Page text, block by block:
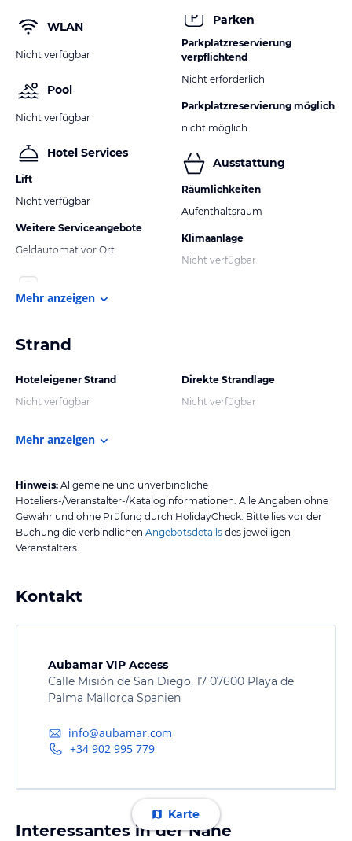
WLAN
Nicht verfügbar
Pool
Nicht verfügbar
Hotel Services
Lift
Nicht verfügbar
Weitere Serviceangebote
Geldautomat vor Ort
Parken
Parkplatzreservierung
verpflichtend
Nicht erforderlich
Parkplatzreservierung möglich
nicht möglich
Ausstattung
Räumlichkeiten
Aufenthaltsraum
Klimaanlage
Nicht verfügbar
Mehr anzeigen
Strand
Hoteleigener Strand
Nicht verfügbar
Direkte Strandlage
Nicht verfügbar
Mehr anzeigen
Hinweis: Allgemeine und unverbindliche
Hoteliers-/Veranstalter-/Kataloginformationen. Alle Angaben ohne
Gewähr und ohne Prüfung durch HolidayCheck. Bitte lies vor der
Buchung die verbindlichen Angebotsdetails des jeweiligen
Veranstalters.
Kontakt
Aubamar VIP Access
Calle Misión de San Diego, 17 07600 Playa de
Palma Mallorca Spanien
info@aubamar.com
+34 902 995 779
Karte
Interessantes in der Nähe